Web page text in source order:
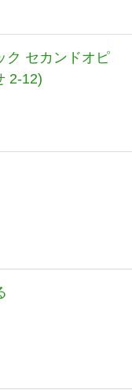
ク セカンドオピ
2-12)